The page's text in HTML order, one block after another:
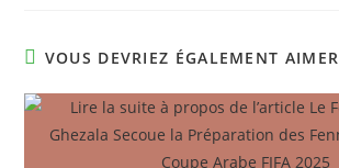
VOUS DEVRIEZ ÉGALEMENT AIMER